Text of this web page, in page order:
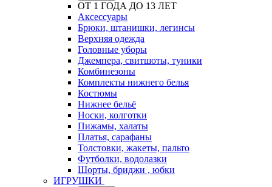
ОТ 1 ГОДА ДО 13 ЛЕТ
Аксессуары
Брюки, штанишки, легинсы
Верхняя одежда
Головные уборы
Джемпера, свитшоты, туники
Комбинезоны
Комплекты нижнего белья
Костюмы
Нижнее бельё
Носки, колготки
Пижамы, халаты
Платья, сарафаны
Толстовки, жакеты, пальто
Футболки, водолазки
Шорты, бриджи , юбки
ИГРУШКИ